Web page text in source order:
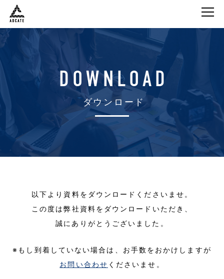
DOWNLOAD
ダウンロード
以下より資料をダウンロードくださいませ。
この度は弊社資料をダウンロードいただき、
誠にありがとうございました。
※もし到着していない場合は、お手数をおかけしますが
お問い合わせ くださいませ。